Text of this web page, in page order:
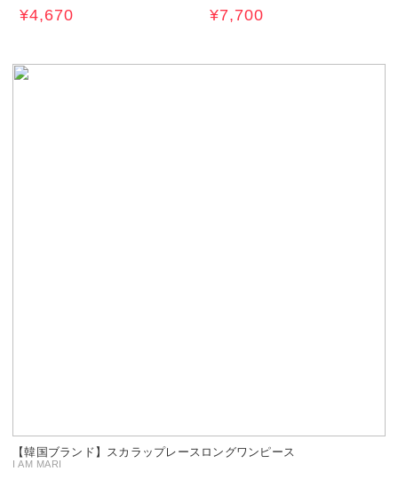
¥4,670 ¥7,700
【韓国ブランド】スカラップレースロングワンピース
I AM MARI